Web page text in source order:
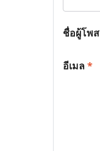
ชื่อผู้โพส
อีเมล*